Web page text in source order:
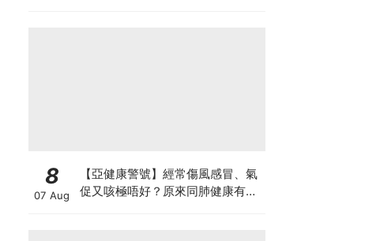
8
07 Aug
【亞健康警號】經常傷風感冒、氣
促又咳極唔好？原來同肺健康有